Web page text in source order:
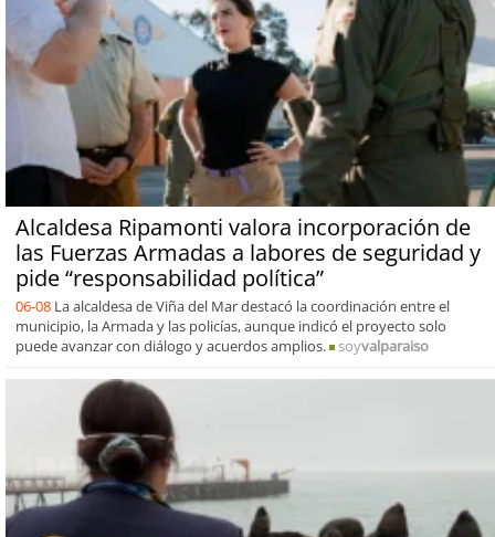
Alcaldesa Ripamonti valora incorporación de
las Fuerzas Armadas a labores de seguridad y
pide “responsabilidad política”
06-08 La alcaldesa de Viña del Mar destacó la coordinación entre el
municipio, la Armada y las policías, aunque indicó el proyecto solo
puede avanzar con diálogo y acuerdos amplios.
soyvalparaiso